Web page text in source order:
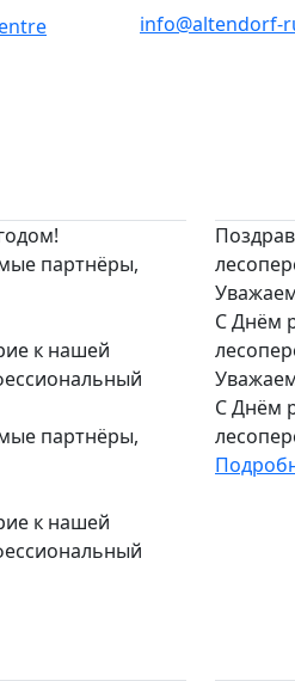
info@altendorf-
партнёры,
к нашей
партнёры,
к нашей
С Днём
С Днём